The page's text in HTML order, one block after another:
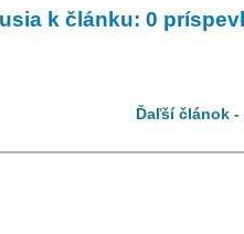
k článku: 0
Ďaľší článok